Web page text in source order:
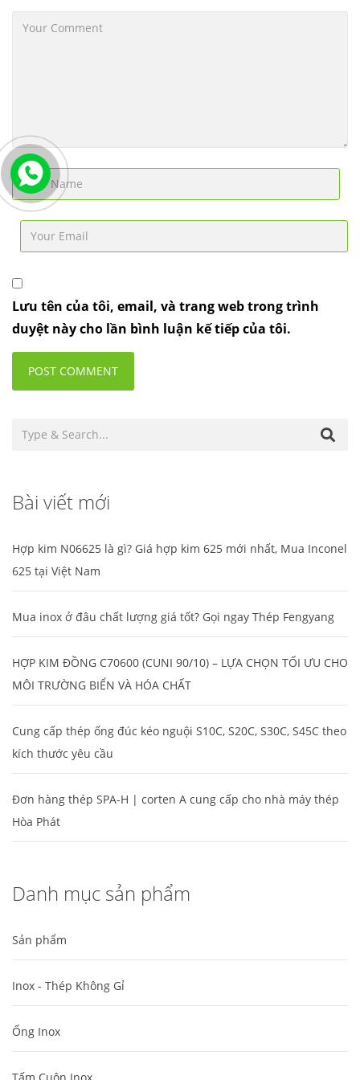
Lưu tên của tôi, email, và trang web trong trình
duyệt này cho lần bình luận kế tiếp của tôi.
Bài viết mới
Hợp kim N06625 là gì? Giá hợp kim 625 mới nhất, Mua Inconel
625 tại Việt Nam
Mua inox ở đâu chất lượng giá tốt? Gọi ngay Thép Fengyang
HỢP KIM ĐỒNG C70600 (CUNI 90/10) – LỰA CHỌN TỐI ƯU CHO
MÔI TRƯỜNG BIỂN VÀ HÓA CHẤT
Cung cấp thép ống đúc kéo nguội S10C, S20C, S30C, S45C theo
kích thước yêu cầu
Đơn hàng thép SPA-H | corten A cung cấp cho nhà máy thép
Hòa Phát
Danh mục sản phẩm
Sản phẩm
Inox - Thép Không Gỉ
Ống Inox